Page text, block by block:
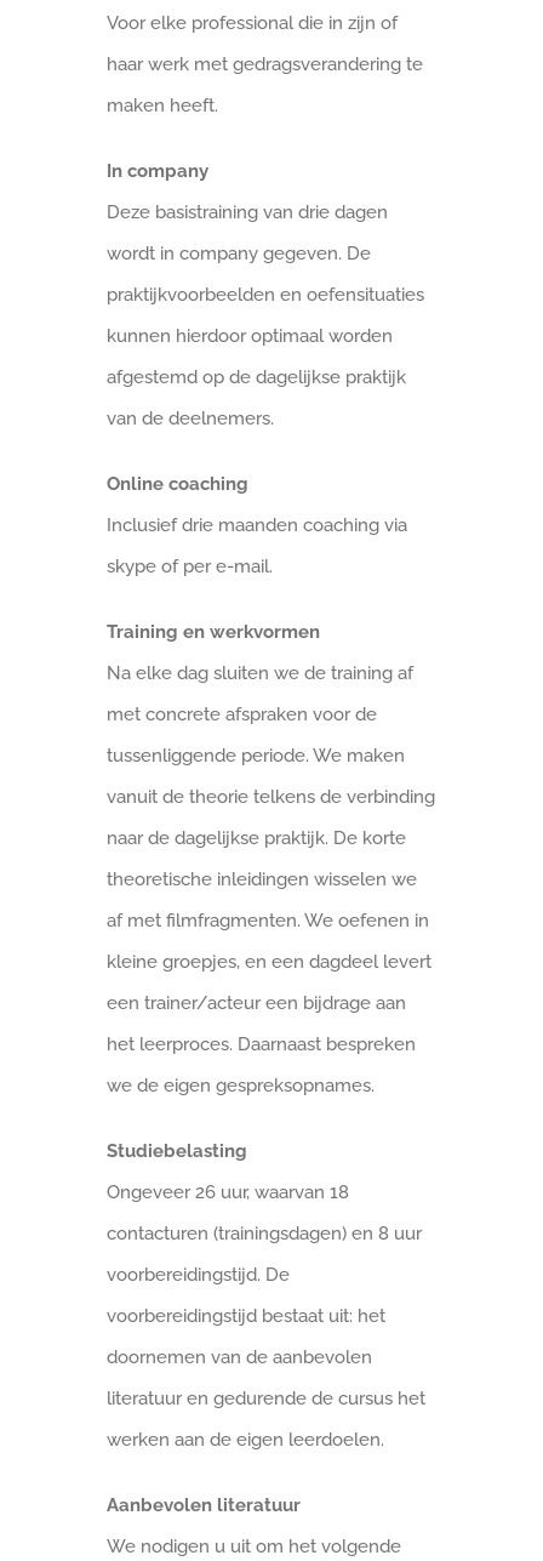
Voor elke professional die in zijn of
haar werk met gedragsverandering te
maken heeft.
In company
Deze basistraining van drie dagen
wordt in company gegeven. De
praktijkvoorbeelden en oefensituaties
kunnen hierdoor optimaal worden
afgestemd op de dagelijkse praktijk
van de deelnemers.
Online coaching
Inclusief drie maanden coaching via
skype of per e-mail.
Training en werkvormen
Na elke dag sluiten we de training af
met concrete afspraken voor de
tussenliggende periode. We maken
vanuit de theorie telkens de verbinding
naar de dagelijkse praktijk. De korte
theoretische inleidingen wisselen we
af met filmfragmenten. We oefenen in
kleine groepjes, en een dagdeel levert
een trainer/acteur een bijdrage aan
het leerproces. Daarnaast bespreken
we de eigen gespreksopnames.
Studiebelasting
Ongeveer 26 uur, waarvan 18
contacturen (trainingsdagen) en 8 uur
voorbereidingstijd. De
voorbereidingstijd bestaat uit: het
doornemen van de aanbevolen
literatuur en gedurende de cursus het
werken aan de eigen leerdoelen.
Aanbevolen literatuur
We nodigen u uit om het volgende